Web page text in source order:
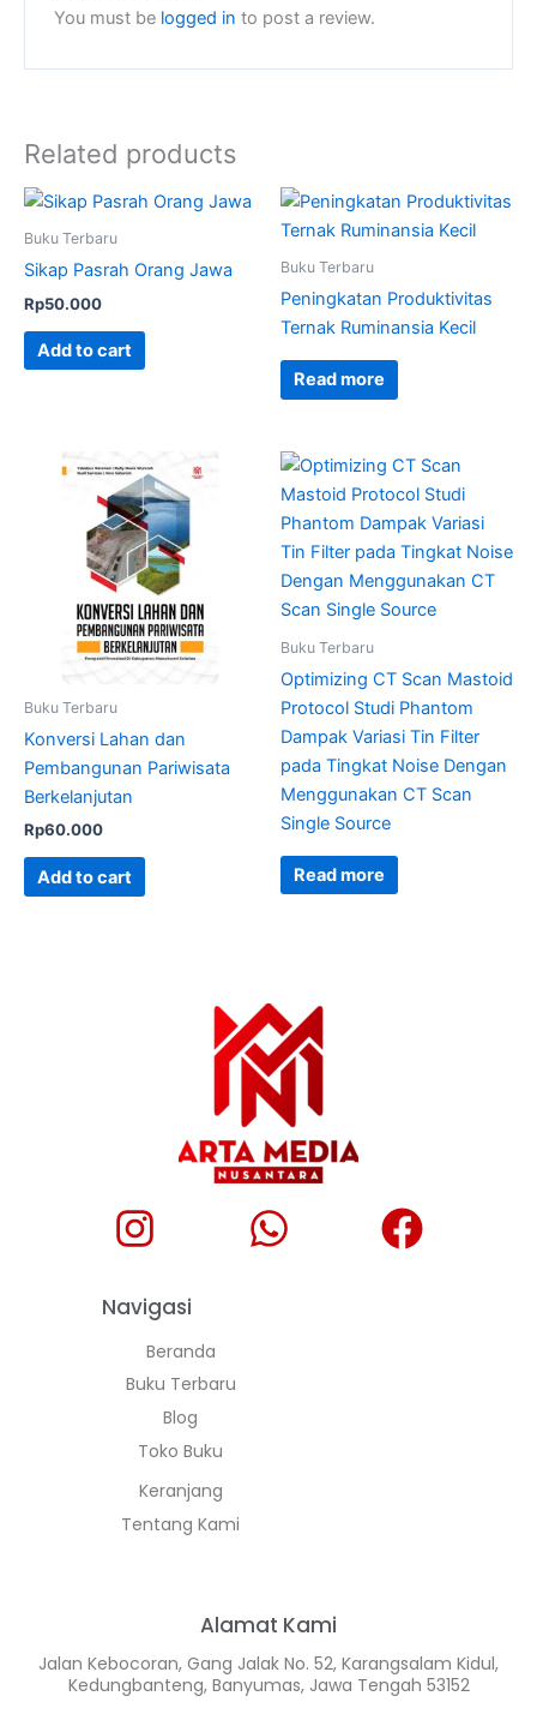
You must be logged in to post a review.
Related products
Buku Terbaru
Sikap Pasrah Orang Jawa
Rp50.000
Add to cart
Buku Terbaru
Peningkatan Produktivitas
Ternak Ruminansia Kecil
Read more
Buku Terbaru
Konversi Lahan dan
Pembangunan Pariwisata
Berkelanjutan
Rp60.000
Add to cart
Buku Terbaru
Optimizing CT Scan Mastoid
Protocol Studi Phantom
Dampak Variasi Tin Filter
pada Tingkat Noise Dengan
Menggunakan CT Scan
Single Source
Read more
Navigasi
Beranda
Buku Terbaru
Blog
Toko Buku
Keranjang
Tentang Kami
Alamat Kami
Jalan Kebocoran, Gang Jalak No. 52, Karangsalam Kidul,
Kedungbanteng, Banyumas, Jawa Tengah 53152